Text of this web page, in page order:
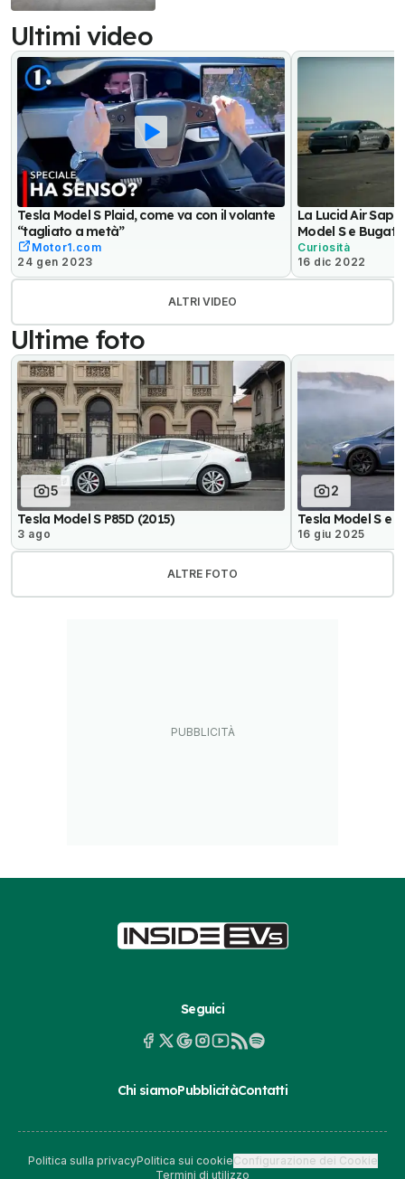
Ultimi video
Tesla Model S Plaid, come va con il volante
“tagliato a metà”
Motor1.com
24 gen 2023
La Lucid Air
Model S e
Curiosità
16 dic 2022
ALTRI VIDEO
Ultime foto
5
Tesla Model S P85D (2015)
3 ago
2
Tesla Model S e
16 giu 2025
ALTRE FOTO
Seguici
Chi siamoPubblicitàContatti
Politica sulla privacyPolitica sui cookieConfigurazione dei Cookie
Termini di utilizzo